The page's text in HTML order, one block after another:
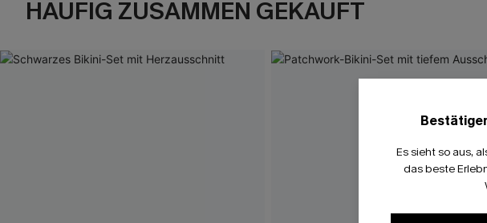
HÄUFIG ZUSAMMEN GEKAUFT
Es sieht so aus,
das beste